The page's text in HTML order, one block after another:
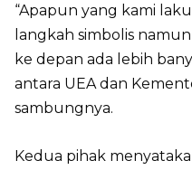
“Apapun yang kami
langkah simbolis
ke depan ada lebih
antara UEA dan
sambungnya.
Kedua pihak